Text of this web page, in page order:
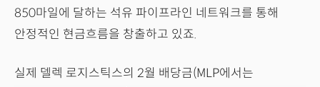
850마일에 달하는 석유 파이프라인 네트워크를 통해
안정적인 현금흐름을 창출하고 있죠.
실제 델렉 로지스틱스의 2월 배당금(MLP에서는